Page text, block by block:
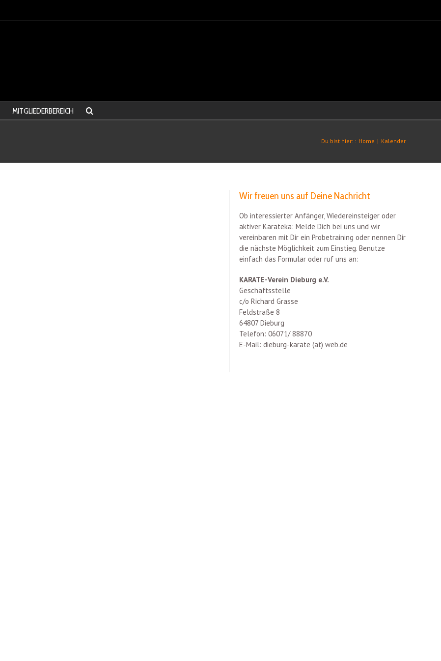
MITGLIEDERBEREICH
Du bist hier: : Home | Kalender
Wir freuen uns auf Deine Nachricht
Ob interessierter Anfänger, Wiedereinsteiger oder
aktiver Karateka: Melde Dich bei uns und wir
vereinbaren mit Dir ein Probetraining oder nennen Dir
die nächste Möglichkeit zum Einstieg. Benutze
einfach das Formular oder ruf uns an:
KARATE-Verein Dieburg e.V.
Geschäftsstelle
c/o Richard Grasse
Feldstraße 8
64807 Dieburg
Telefon: 06071/ 88870
E-Mail: dieburg-karate (at) web.de